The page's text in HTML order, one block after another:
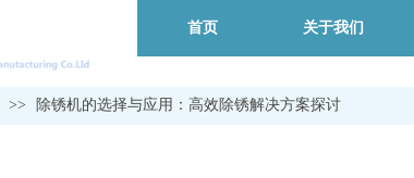
首页 关于我们
>> 除锈机的选择与应用：高效除锈解决方案探讨